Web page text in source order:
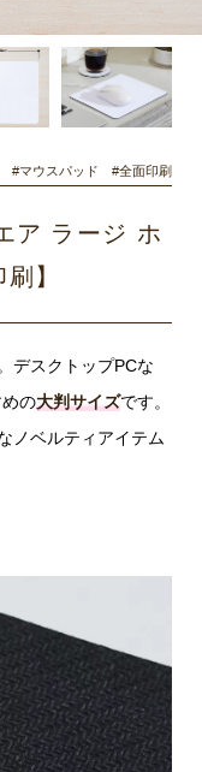
#マウスパッド #全面印刷
ア ラージ ホ
】
デスクトップPCな
の大判サイズです。
ノベルティアイテム